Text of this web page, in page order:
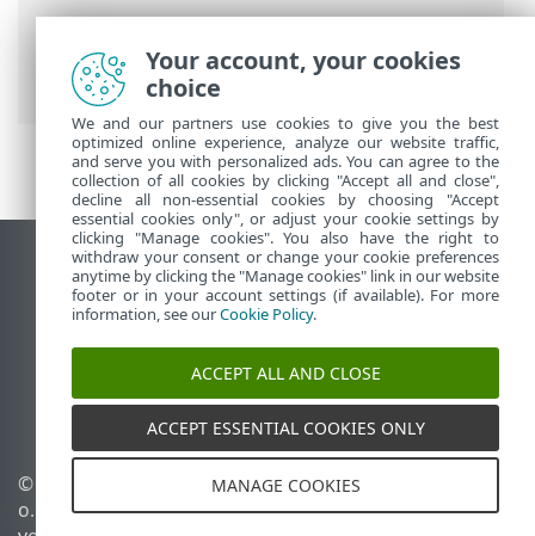
ESET Online-Hilfe>ESET Endpoint
Security >Anwendungseinstellungen>
Erkennungsroutine
Desktop-Site anzeigen
End of Life
ESET Knowledgebase
ESET-Forum
ESET Status Portal
Regionaler Support
© 1992 - 2025 ESET, spol. s r.
o. - Alle Rechte
Cookies verwalten
Cookie-Richtlinie
Your account, your cookies
choice
We and our partners use cookies to give you the best
optimized online experience, analyze our website traffic,
and serve you with personalized ads. You can agree to the
collection of all cookies by clicking "Accept all and close",
decline all non-essential cookies by choosing "Accept
essential cookies only", or adjust your cookie settings by
clicking "Manage cookies". You also have the right to
withdraw your consent or change your cookie preferences
anytime by clicking the "Manage cookies" link in our website
footer or in your account settings (if available). For more
information, see ourCookie Policy.
ACCEPT ALL AND CLOSE
ACCEPT ESSENTIAL COOKIES ONLY
MANAGE COOKIES